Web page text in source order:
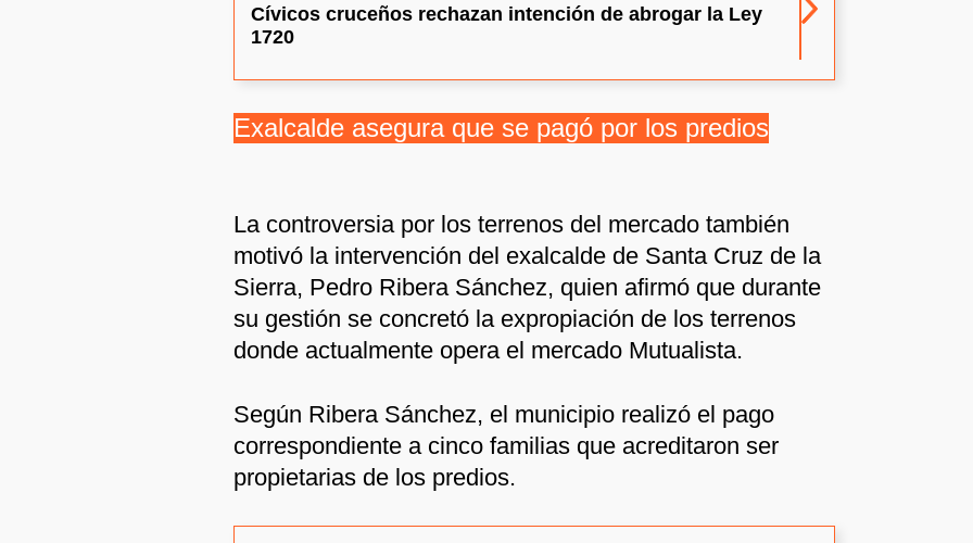
Cívicos cruceños rechazan intención de abrogar la Ley
1720
Exalcalde asegura que se pagó por los predios
La controversia por los terrenos del mercado también
motivó la intervención del exalcalde de Santa Cruz de la
Sierra, Pedro Ribera Sánchez, quien afirmó que durante
su gestión se concretó la expropiación de los terrenos
donde actualmente opera el mercado Mutualista.
Según Ribera Sánchez, el municipio realizó el pago
correspondiente a cinco familias que acreditaron ser
propietarias de los predios.